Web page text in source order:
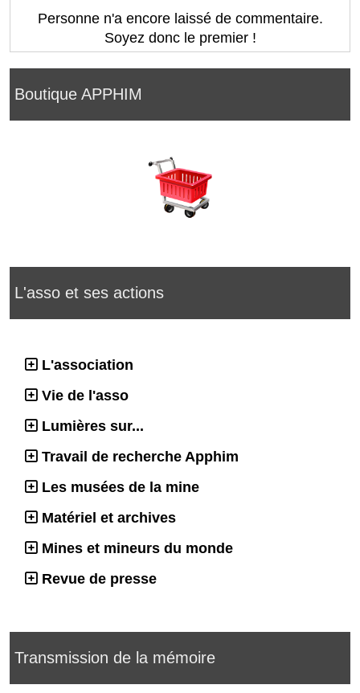
Boutique APPHIM
L'asso et ses actions
L'association
Vie de l'asso
Lumières sur...
Travail de recherche Apphim
Les musées de la mine
Matériel et archives
Mines et mineurs du monde
Revue de presse
Transmission de la mémoire
Personne n'a encore laissé de commentaire.
Soyez donc le premier !